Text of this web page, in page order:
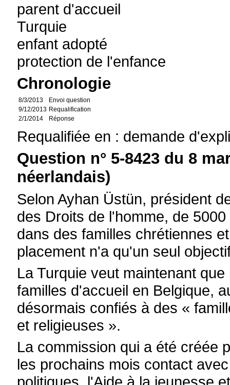
parent d'accueil
Turquie
enfant adopté
protection de l'enfance
Chronologie
8/3/2013
Envoi question
9/12/2013 Requalification
2/1/2014
Réponse
Requalifiée en : demande
Question n° 5-8423 du 8
néerlandais)
Selon Ayhan Üstün, président
des Droits de l'homme, de
dans des familles chrétiennes
placement n'a qu'un seul
La Turquie veut maintenant
familles d'accueil en Belgique,
désormais confiés à des «
et religieuses ».
La commission qui a été créée
les prochains mois contact